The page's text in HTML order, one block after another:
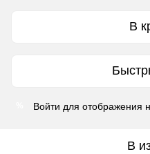
В
Войти для отображения
В